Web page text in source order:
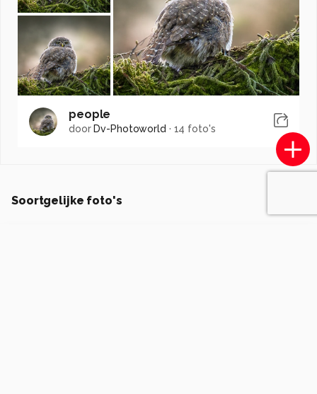
people
door Dv-Photoworld · 14 foto's
Soortgelijke foto's